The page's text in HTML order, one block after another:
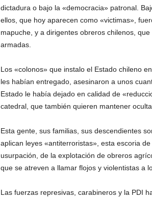
dictadura o bajo la «democracia» patronal.
ellos, que hoy aparecen como «victimas»,
mapuche, y a dirigentes obreros chilenos,
armadas.
Los «colonos» que instalo el Estado chileno
les habían entregado, asesinaron a unos
Estado le había dejado en calidad de
catedral, que también quieren mantener oculta.
Esta gente, sus familias, sus descendientes
aplican leyes «antiterroristas», esta escoria
usurpación, de la explotación de obreros
que se atreven a llamar flojos y violentistas a
Las fuerzas represivas, carabineros y la PDI